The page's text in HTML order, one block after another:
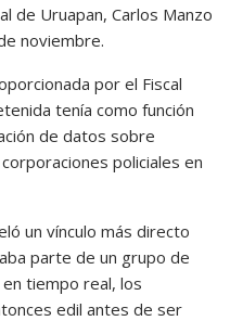
de Uruapan, Carlos Manzo
noviembre.
por el Fiscal
tenía como función
de datos sobre
policiales en
un vínculo más directo
parte de un grupo de
tiempo real, los
edil antes de ser